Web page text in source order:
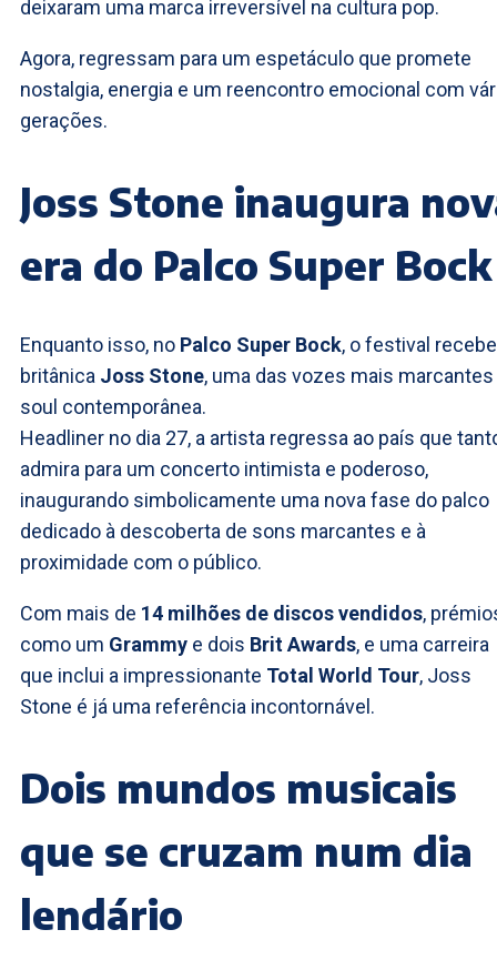
deixaram uma marca irreversível na cultura pop.
Agora, regressam para um espetáculo que promete
nostalgia, energia e um reencontro emocional com
gerações.
Joss Stone inaugura
era do Palco Super Bock
Enquanto isso, no Palco Super Bock, o festival
britânica Joss Stone, uma das vozes mais marcantes
soul contemporânea.
Headliner no dia 27, a artista regressa ao país que
admira para um concerto intimista e poderoso,
inaugurando simbolicamente uma nova fase do palco
dedicado à descoberta de sons marcantes e à
proximidade com o público.
Com mais de 14 milhões de discos vendidos,
como um Grammy e dois Brit Awards, e uma carreira
que inclui a impressionante Total World Tour, Joss
Stone é já uma referência incontornável.
Dois mundos musicais
que se cruzam num dia
lendário